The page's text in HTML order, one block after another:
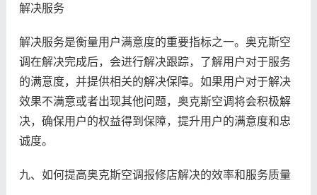
解决服务
解决服务是衡量用户满意度的重要指标之一。奥克斯空
调在解决完成后，会进行解决跟踪，了解用户对于服务
的满意度，并提供相关的解决保障。如果用户对于解决
效果不满意或者出现其他问题，奥克斯空调将会积极解
决，确保用户的权益得到保障，提升用户的满意度和忠
诚度。
九、如何提高奥克斯空调报修店解决的效率和服务质量